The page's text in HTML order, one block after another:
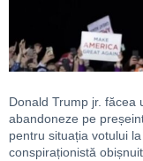
Donald Trump jr. făcea
abandoneze pe
pentru situația votului
conspiraționistă